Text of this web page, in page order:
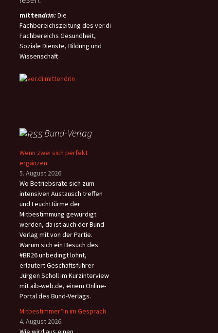
mittendrin:Die
Fachbereichszeitung des ver.di
Fachbereichs Gesundheit,
Soziale Dienste, Bildung und
Wissenschaft
Bund-Verlag
Wenn zwei sich perfekt
ergänzen
5. August 2026
Wo Betriebsräte sich zum
intensiven Austausch treffen
und Leuchttürme der
Mitbestimmung gewürdigt
werden, da ist auch der Bund-
Verlag mit von der Partie.
Warum sich ein Besuch des
#BR26 unbedingt lohnt,
erläutert Geschäftsführer
Jürgen Scholl im Kurzinterview
mit aib-web.de, einem Online-
Portal des Bund-Verlags.
Mitbestimmer*in im Gespräch
4. August 2026